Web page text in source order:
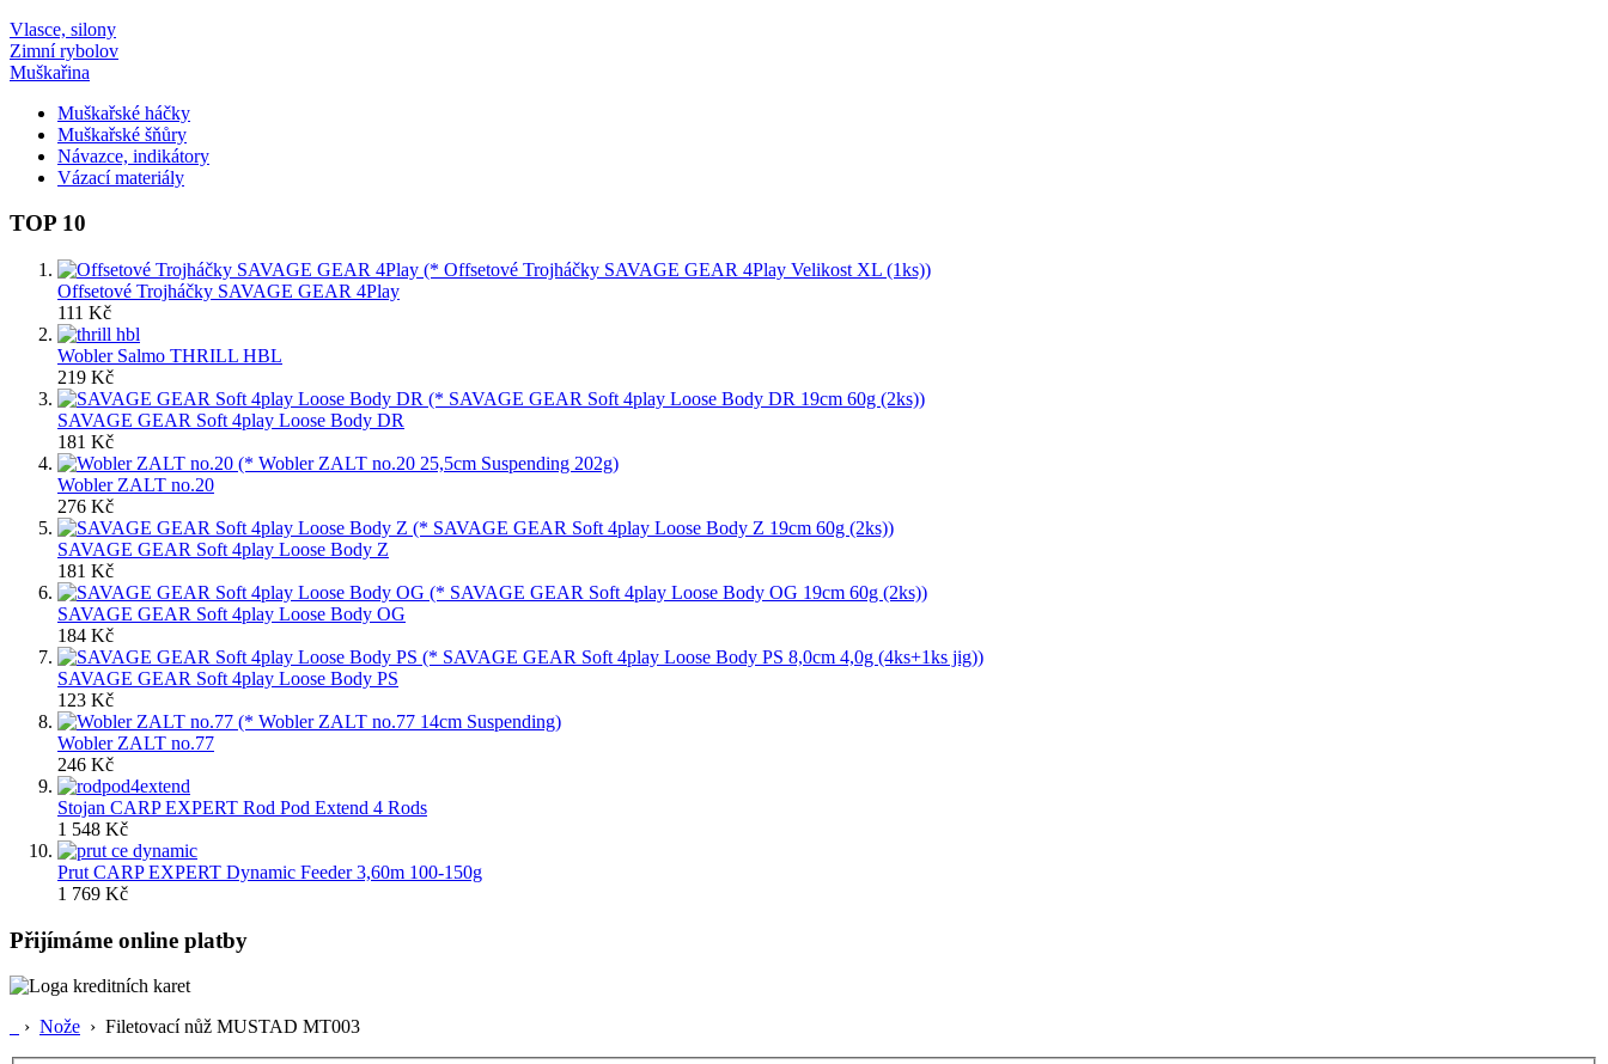
Vlasce, silony
Zimní rybolov
Muškařina
Muškařské háčky
Muškařské šňůry
Návazce, indikátory
Vázací materiály
TOP 10
Offsetové Trojháčky SAVAGE GEAR 4Play
111 Kč
Wobler Salmo THRILL HBL
219 Kč
SAVAGE GEAR Soft 4play Loose Body DR
181 Kč
Wobler ZALT no.20
276 Kč
SAVAGE GEAR Soft 4play Loose Body Z
181 Kč
SAVAGE GEAR Soft 4play Loose Body OG
184 Kč
SAVAGE GEAR Soft 4play Loose Body PS
123 Kč
Wobler ZALT no.77
246 Kč
Stojan CARP EXPERT Rod Pod Extend 4 Rods
1 548 Kč
Prut CARP EXPERT Dynamic Feeder 3,60m 100-150g
1 769 Kč
Přijímáme online platby
› Nože › Filetovací nůž MUSTAD MT003